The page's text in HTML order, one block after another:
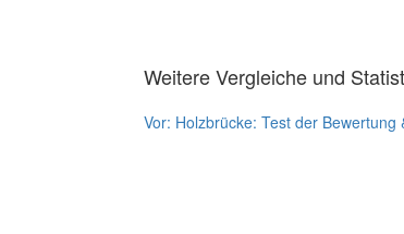
Weitere Vergleiche und
Vor: Holzbrücke: Test der Bewertung